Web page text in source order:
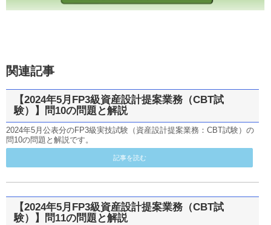
関連記事
【2024年5月FP3級資産設計提案業務（CBT試
験）】問10の問題と解説
2024年5月公表分のFP3級実技試験（資産設計提案業務：CBT試験）の
問10の問題と解説です。
記事を読む
【2024年5月FP3級資産設計提案業務（CBT試
験）】問11の問題と解説